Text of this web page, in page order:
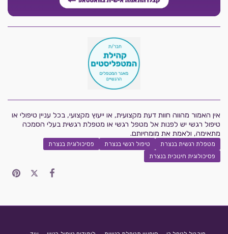
אין האמור מהווה חוות דעת מקצועית, או ייעוץ מקצועי, בכל עניין טיפולי או
טיפול רגשי יש לפנות אל מטפל רגשי או מטפלת רגשית בעלי הסמכה
מתאימה, ולאמת את מומחיותם.
מטפלת רגשית בנצרת טיפול רגשי בנצרת
פסיכולוגית בנצרת
פסיכולוגית חינוכית בנצרת